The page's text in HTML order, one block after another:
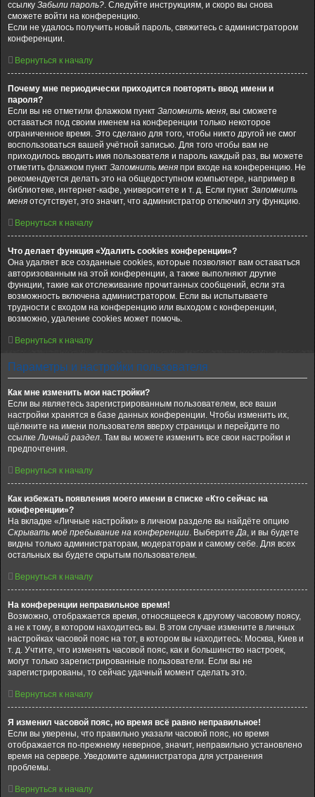
ссылку Забыли пароль?. Следуйте инструкциям, и скоро вы снова
сможете войти на конференцию.
Если не удалось получить новый пароль, свяжитесь с администратором
конференции.
Вернуться к началу
Почему мне периодически приходится повторять ввод имени и
пароля?
Если вы не отметили флажком пункт Запомнить меня, вы сможете
оставаться под своим именем на конференции только некоторое
ограниченное время. Это сделано для того, чтобы никто другой не смог
воспользоваться вашей учётной записью. Для того чтобы вам не
приходилось вводить имя пользователя и пароль каждый раз, вы можете
отметить флажком пункт Запомнить меня при входе на конференцию. Не
рекомендуется делать это на общедоступном компьютере, например в
библиотеке, интернет-кафе, университете и т. д. Если пункт Запомнить
меня отсутствует, это значит, что администратор отключил эту функцию.
Вернуться к началу
Что делает функция «Удалить cookies конференции»?
Она удаляет все созданные cookies, которые позволяют вам оставаться
авторизованным на этой конференции, а также выполняют другие
функции, такие как отслеживание прочитанных сообщений, если эта
возможность включена администратором. Если вы испытываете
трудности с входом на конференцию или выходом с конференции,
возможно, удаление cookies может помочь.
Вернуться к началу
Параметры и настройки пользователя
Как мне изменить мои настройки?
Если вы являетесь зарегистрированным пользователем, все ваши
настройки хранятся в базе данных конференции. Чтобы изменить их,
щёлкните на имени пользователя вверху страницы и перейдите по
ссылкеЛичный раздел. Там вы можете изменить все свои настройки и
предпочтения.
Вернуться к началу
Как избежать появления моего имени в списке «Кто сейчас на
конференции»?
На вкладке «Личные настройки» в личном разделе вы найдёте опцию
Скрывать моё пребывание на конференции. ВыберитеДа, и вы будете
видны только администраторам, модераторам и самому себе. Для всех
остальных вы будете скрытым пользователем.
Вернуться к началу
На конференции неправильное время!
Возможно, отображается время, относящееся к другому часовому поясу,
а не к тому, в котором находитесь вы. В этом случае измените в личных
настройках часовой пояс на тот, в котором вы находитесь: Москва, Киев и
т. д. Учтите, что изменять часовой пояс, как и большинство настроек,
могут только зарегистрированные пользователи. Если вы не
зарегистрированы, то сейчас удачный момент сделать это.
Вернуться к началу
Я изменил часовой пояс, но время всё равно неправильное!
Если вы уверены, что правильно указали часовой пояс, но время
отображается по-прежнему неверное, значит, неправильно установлено
время на сервере. Уведомите администратора для устранения
проблемы.
Вернуться к началу